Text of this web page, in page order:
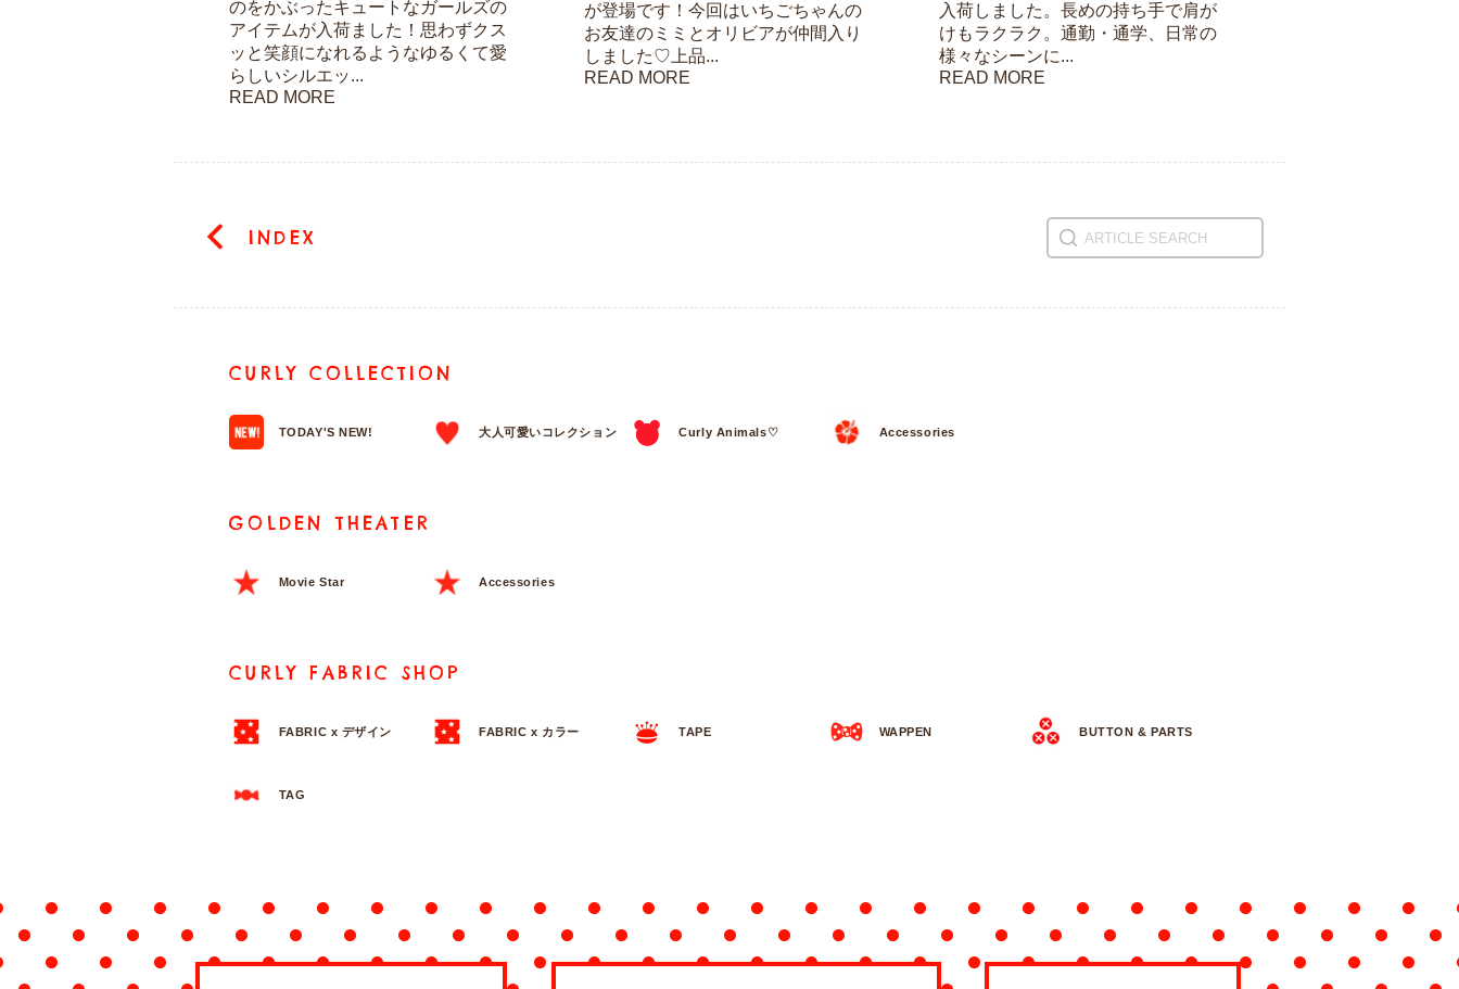
のをかぶったキュートなガールズの
アイテムが入荷ました！思わずクス
ッと笑顔になれるようなゆるくて愛
らしいシルエッ...
READ MORE
が登場です！今回はいちごちゃんの
お友達のミミとオリビアが仲間入り
しました♡上品...
READ MORE
入荷しました。長めの持ち手で肩が
けもラクラク。通勤・通学、日常の
様々なシーンに...
READ MORE
INDEX
CURLY COLLECTION
TODAY'S NEW! 大人可愛いコレクション Curly Animals♡ Accessories
GOLDEN THEATER
Movie Star Accessories
CURLY FABRIC SHOP
FABRIC x デザイン FABRIC x カラー TAPE WAPPEN BUTTON & PARTS
TAG